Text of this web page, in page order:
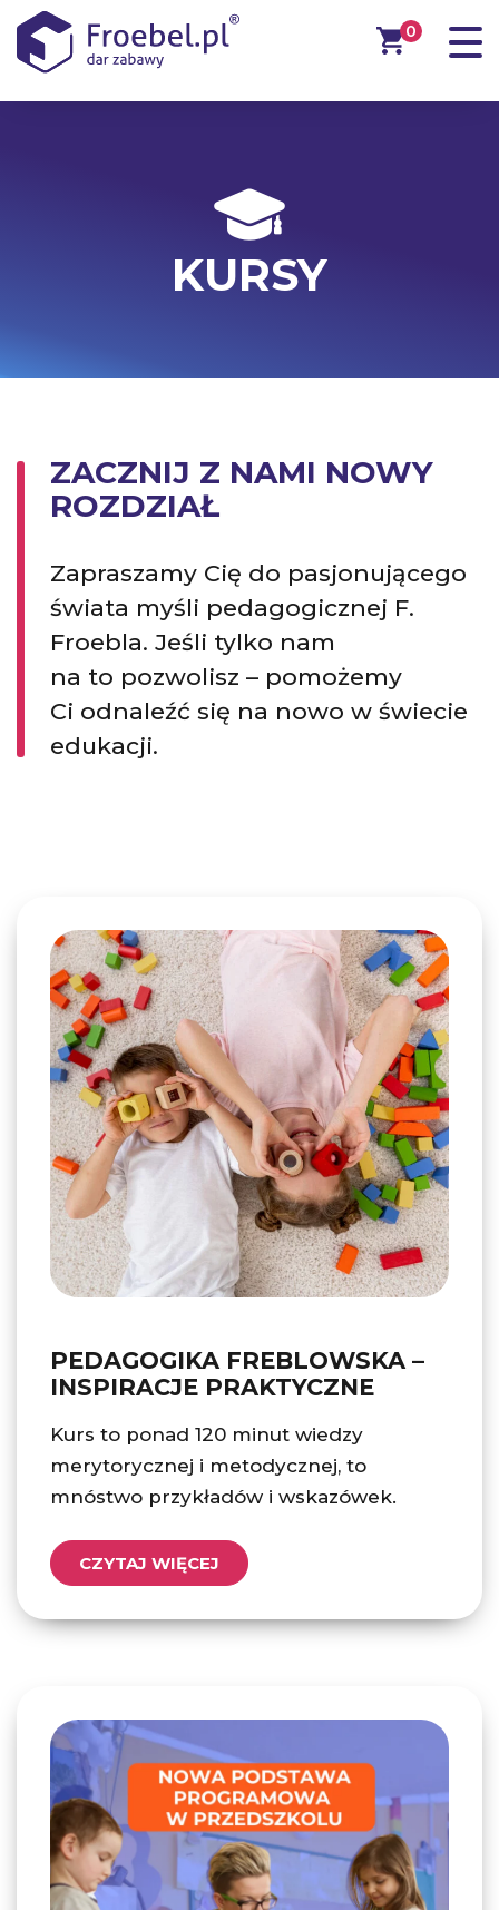
0
KURSY
ZACZNIJ Z NAMI NOWY
ROZDZIAŁ
Zapraszamy Cię do pasjonującego
świata myśli pedagogicznej F.
Froebla. Jeśli tylko nam
na to pozwolisz – pomożemy
Ci odnaleźć się na nowo w świecie
edukacji.
PEDAGOGIKA FREBLOWSKA –
INSPIRACJE PRAKTYCZNE
Kurs to ponad 120 minut wiedzy
merytorycznej i metodycznej, to
mnóstwo przykładów i wskazówek.
CZYTAJ WIĘCEJ